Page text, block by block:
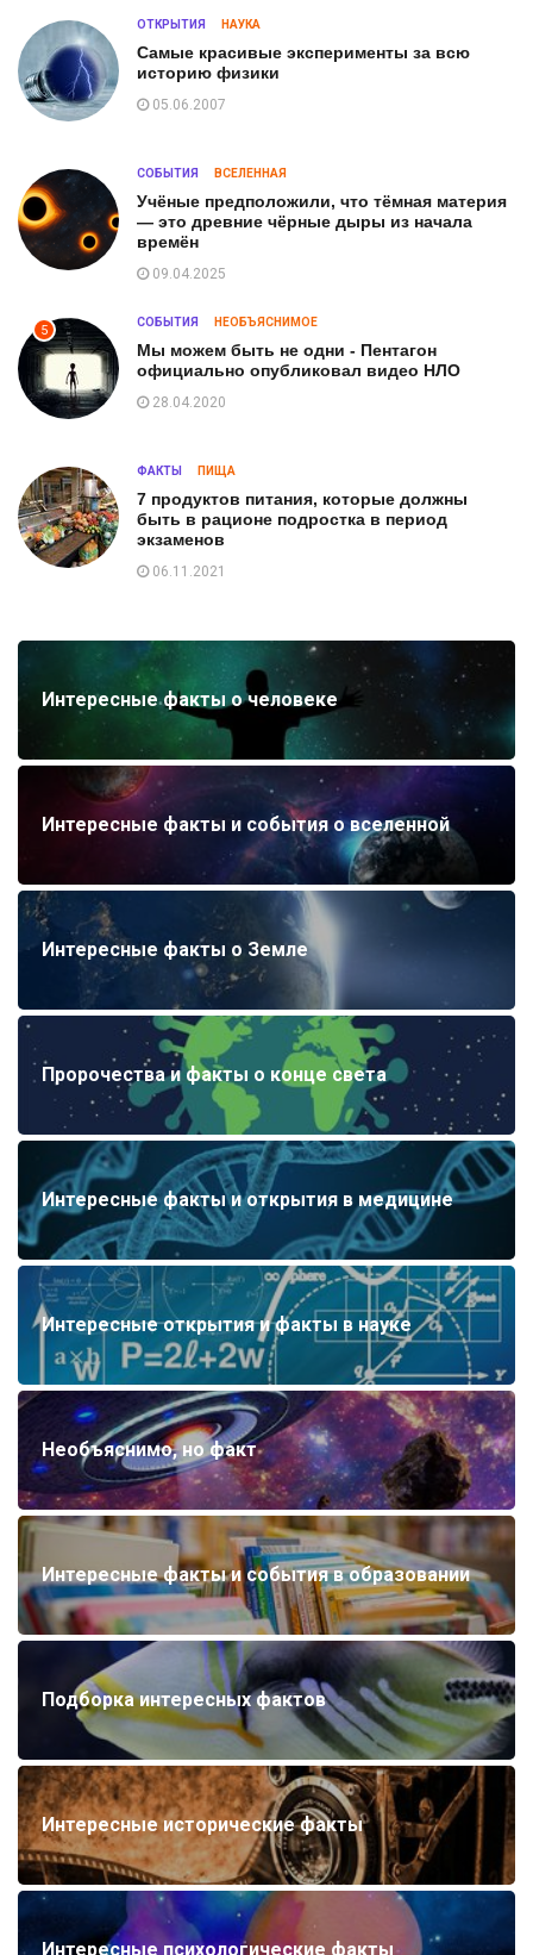
ОТКРЫТИЯ НАУКА
Самые красивые эксперименты за всю
историю физики
05.06.2007
СОБЫТИЯ ВСЕЛЕННАЯ
Учёные предположили, что тёмная материя
— это древние чёрные дыры из начала
времён
09.04.2025
5
СОБЫТИЯ НЕОБЪЯСНИМОЕ
Мы можем быть не одни - Пентагон
официально опубликовал видео НЛО
28.04.2020
ФАКТЫ ПИЩА
7 продуктов питания, которые должны
быть в рационе подростка в период
экзаменов
06.11.2021
Интересные факты о человеке
Интересные факты и события о вселенной
Интересные факты о Земле
Пророчества и факты о конце света
Интересные факты и открытия в медицине
Интересные открытия и факты в науке
Необъяснимо, но факт
Интересные факты и события в образовании
Подборка интересных фактов
Интересные исторические факты
Интересные психологические факты